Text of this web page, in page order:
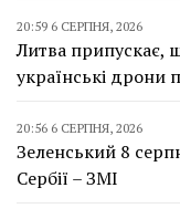
20:59 6 СЕРПНЯ, 2026
Литва припускає,
українські дрони
20:56 6 СЕРПНЯ, 2026
Зеленський 8
Сербії – ЗМІ